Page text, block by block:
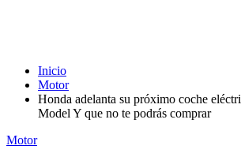
Inicio
Motor
Honda adelanta su próximo coche
Model Y que no te podrás comprar
Publicada
Motor